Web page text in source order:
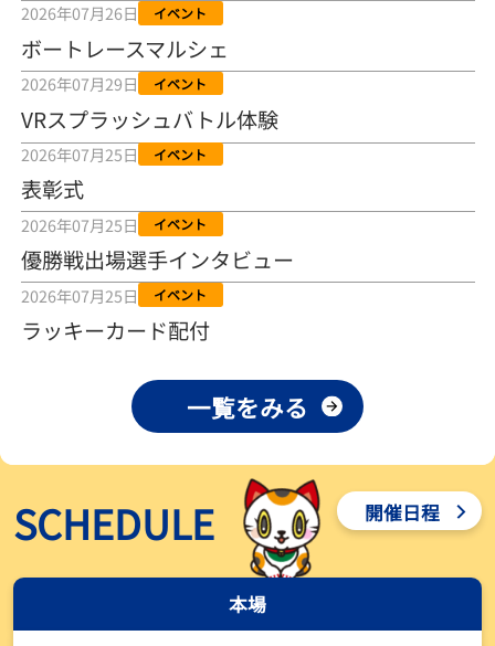
【ボートレース】12R優勝戦のスタート特訓実施 初Ｖ目指す宮崎心
之介の仕上がり上々／常滑 - 日刊スポーツ
2026年08月04日
【とこなめボート ルーキーシリーズ第15戦】荒木颯斗 当地フレッシ
ュルーキーが初Vで恩返しを
2026年08月03日
【とこなめボート】ういちの「好配招き猫」ルーキーシリーズ第15
戦～自分の収支状況も想定してこそ〝本物の予想〟！／ボートレー
ス
2026年08月03日
【ボートレース】荒木颯斗が地元唯一の優出！３号艇でデビュー初
Ｖ狙う「自分の好きな感じになっている」～とこなめルーキーＳ
【ボートレース】訓練中の大けが乗り越えデビューした宮崎心之介
が初Ｖ王手「１枠なら負けないと思います」～とこなめルーキーＳ
2026年08月03日
【常滑ボート・ルーキーＳ】津田陸翔はリング交換で気配一変「初
優勝目指して頑張ります」
【とこなめボート・岩瀬仁紀さんコラム】最後は塚越海斗に注目、
2026年07月26日 イベント
ボートレースマルシェ
2026年07月29日 イベント
VRスプラッシュバトル体験
2026年07月25日 イベント
表彰式
2026年07月25日 イベント
優勝戦出場選手インタビュー
2026年07月25日 イベント
ラッキーカード配付
一覧をみる
SCHEDULE 開催日程
本場